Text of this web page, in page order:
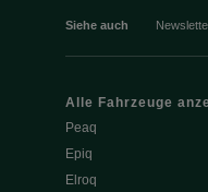
Siehe auch
Alle Fahrzeuge
Peaq
Epiq
Elroq